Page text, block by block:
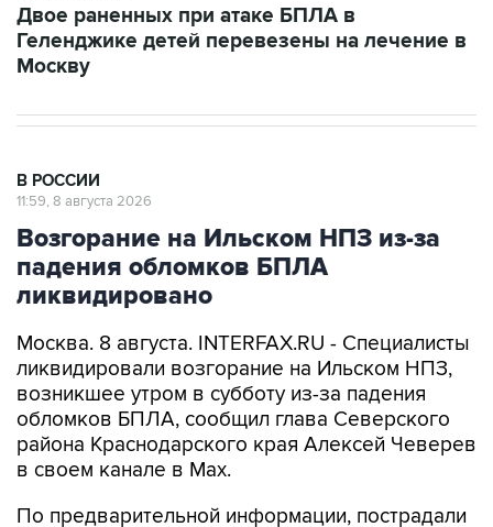
Двое раненных при атаке БПЛА в
Геленджике детей перевезены на лечение в
Москву
В РОССИИ
11:59, 8 августа 2026
Возгорание на Ильском НПЗ из-за
падения обломков БПЛА
ликвидировано
Москва. 8 августа. INTERFAX.RU - Специалисты
ликвидировали возгорание на Ильском НПЗ,
возникшее утром в субботу из-за падения
обломков БПЛА, сообщил глава Северского
района Краснодарского края Алексей Чеверев
в своем канале в Max.
По предварительной информации, пострадали